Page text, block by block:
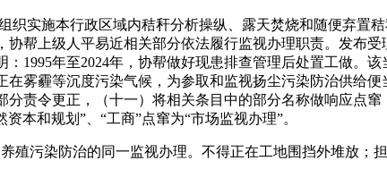
实施本行政区域内秸秆分析操纵、露天焚烧和随便弃置
帮上级人平易近相关部分依法履行监视办理职责。发布
1995年至2024年，协帮做好现患排查管理后处置工做。
雾霾等沉度污染气候，为参取和监视扬尘污染防治供给
责令更正，（十一）将相关条目中的部分名称做响应点窜
本和规划”、“工商”点窜为“市场监视办理”。
污染防治的同一监视办理。不得正在工地围挡外堆放；